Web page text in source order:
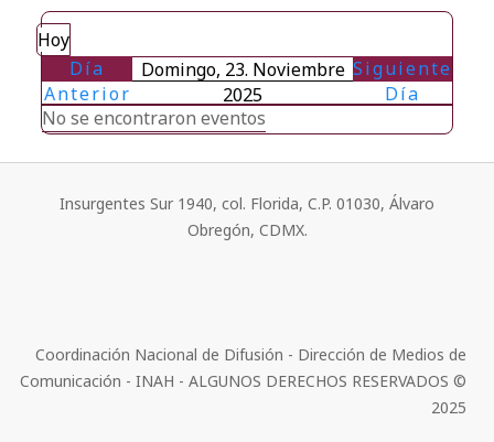
Hoy
Día
Anterior
Domingo, 23. Noviembre
2025
Siguiente
Día
No se encontraron eventos
Insurgentes Sur 1940, col. Florida, C.P. 01030, Álvaro
Obregón, CDMX.
Coordinación Nacional de Difusión - Dirección de Medios de
Comunicación - INAH - ALGUNOS DERECHOS RESERVADOS ©
2025